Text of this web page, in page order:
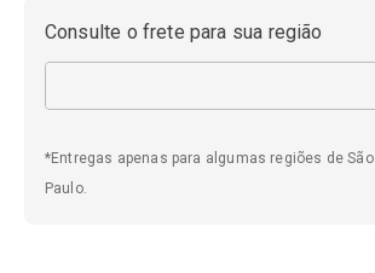
Consulte o frete para sua região
*Entregas apenas para algumas regiões de São
Paulo.